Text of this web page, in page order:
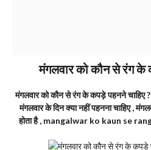
मंगलवार को कौन से रंग के
मंगलवार को कौन से रंग के कपड़े पहनने चाहिए ?
मंगलवार के दिन क्या नहीं पहनना चाहिए ,
होता है , mangalwar ko kaun se